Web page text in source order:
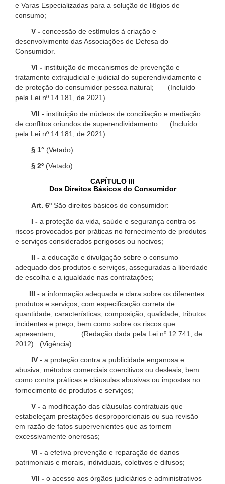
e Varas Especializadas para a solução de litígios de
consumo;
V - concessão de estímulos à criação e
desenvolvimento das Associações de Defesa do
Consumidor.
VI - instituição de mecanismos de prevenção e
tratamento extrajudicial e judicial do superendividamento e
de proteção do consumidor pessoa natural; (Incluído
pela Lei nº 14.181, de 2021)
VII - instituição de núcleos de conciliação e mediação
de conflitos oriundos de superendividamento. (Incluído
pela Lei nº 14.181, de 2021)
§ 1° (Vetado).
§ 2º (Vetado).
CAPÍTULO III
Dos Direitos Básicos do Consumidor
Art. 6º São direitos básicos do consumidor:
I - a proteção da vida, saúde e segurança contra os
riscos provocados por práticas no fornecimento de produtos
e serviços considerados perigosos ou nocivos;
II - a educação e divulgação sobre o consumo
adequado dos produtos e serviços, asseguradas a liberdade
de escolha e a igualdade nas contratações;
III - a informação adequada e clara sobre os diferentes
produtos e serviços, com especificação correta de
quantidade, características, composição, qualidade, tributos
incidentes e preço, bem como sobre os riscos que
apresentem; (Redação dada pela Lei nº 12.741, de
2012) (Vigência)
IV - a proteção contra a publicidade enganosa e
abusiva, métodos comerciais coercitivos ou desleais, bem
como contra práticas e cláusulas abusivas ou impostas no
fornecimento de produtos e serviços;
V - a modificação das cláusulas contratuais que
estabeleçam prestações desproporcionais ou sua revisão
em razão de fatos supervenientes que as tornem
excessivamente onerosas;
VI - a efetiva prevenção e reparação de danos
patrimoniais e morais, individuais, coletivos e difusos;
VII - o acesso aos órgãos judiciários e administrativos